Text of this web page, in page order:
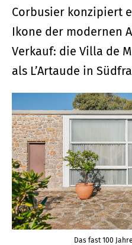
Corbusier konzipiert
Ikone der modernen
Verkauf: die Villa de
als L’Artaude in
Das fast 100